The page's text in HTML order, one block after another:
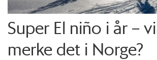
Super El niño i år –
merke det i Norge?